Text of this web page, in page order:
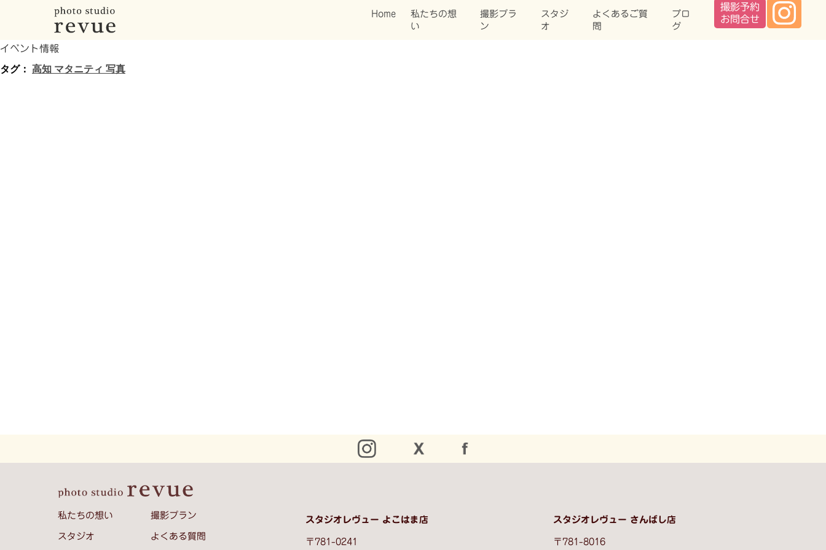
Home
私たちの想
い
撮影プラ
ン
スタジ
オ
よくあるご質
問
ブロ
グ
イベント情報
タグ： 高知 マタニティ 写真
私たちの想い 撮影プラン
スタジオ よくある質問
スタジオレヴュー よこはま店
〒781-0241
スタジオレヴュー さんばし店
〒781-8016